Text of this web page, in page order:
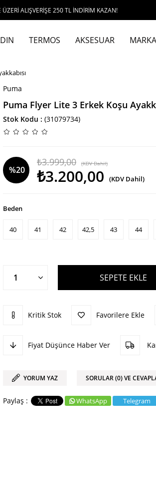
250 TL İNDİRİM KAZAN!
TERMOS AKSESUAR
Puma
Puma Flyer Lite 3 Erkek Koşu
Stok Kodu (31079734)
%20
₺3.999,00 (KDV Dahil)
₺3.200,00 (KDV Dahil)
Beden
40 41 42 42,5 43 44
Kritik Stok Favorilere Ekle
Fiyat Düşünce Haber Ver
YORUM YAZ SORULAR (0) VE
WhatsApp Telegram